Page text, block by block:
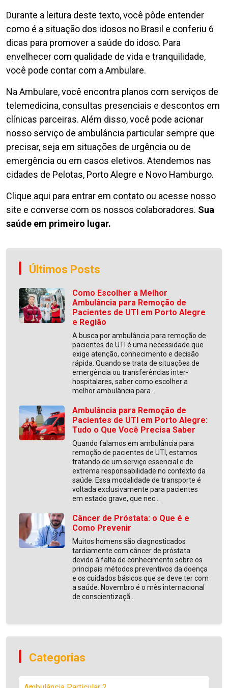
Durante a leitura deste texto, você pôde entender
como é a situação dos idosos no Brasil e conferiu 6
dicas para promover a saúde do idoso. Para
envelhecer com qualidade de vida e tranquilidade,
você pode contar com a Ambulare.
Na Ambulare, você encontra planos com serviços de
telemedicina, consultas presenciais e descontos em
clínicas parceiras. Além disso, você pode acionar
nosso serviço de ambulância particular sempre que
precisar, seja em situações de urgência ou de
emergência ou em casos eletivos. Atendemos nas
cidades de Pelotas, Porto Alegre e Novo Hamburgo.
Clique aqui para entrar em contato ou acesse nosso
site e converse com os nossos colaboradores. Sua
saúde em primeiro lugar.
Últimos Posts
Como Escolher a Melhor
Ambulância para Remoção de
Pacientes de UTI em Porto Alegre
e Região
A busca por ambulância para remoção de
pacientes de UTI é uma necessidade que
exige atenção, conhecimento e decisão
rápida. Quando se trata de situações de
emergência ou transferências inter-
hospitalares, saber como escolher a
melhor ambulância para...
Ambulância para Remoção de
Pacientes de UTI em Porto Alegre:
Tudo o Que Você Precisa Saber
Quando falamos em ambulância para
remoção de pacientes de UTI, estamos
tratando de um serviço essencial e de
extrema responsabilidade no contexto da
saúde. Essa modalidade de transporte é
voltada exclusivamente para pacientes
em estado grave, que nec...
Câncer de Próstata: o Que é e
Como Prevenir
Muitos homens são diagnosticados
tardiamente com câncer de próstata
devido à falta de conhecimento sobre os
principais métodos preventivos da doença
e os cuidados básicos que se deve ter com
a saúde. Novembro é o mês internacional
de conscientizaçã...
Categorias